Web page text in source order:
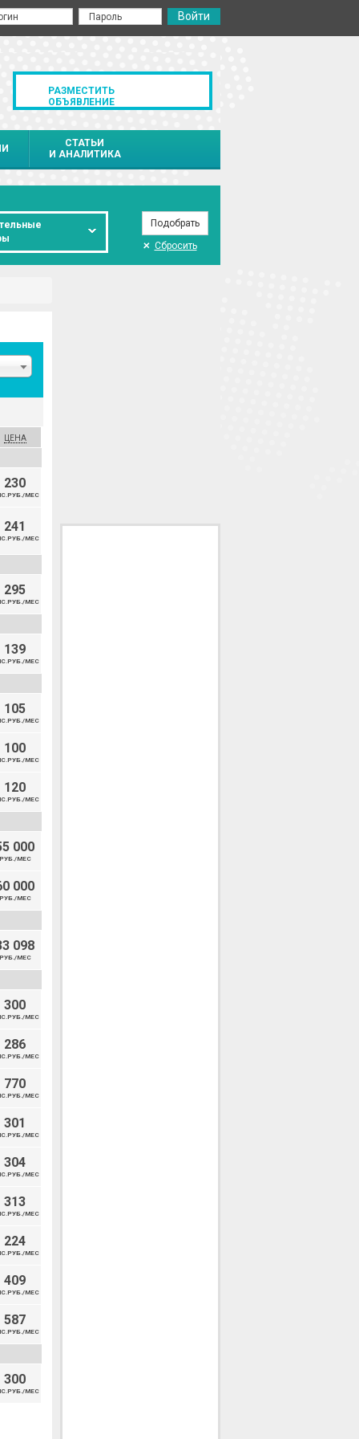
РАЗМЕСТИТЬ
ОБЪЯВЛЕНИЕ
СТАТЬИ
И АНАЛИТИКА
Сбросить
ЦЕНА
230
МЕС
241
МЕС
295
МЕС
139
МЕС
105
МЕС
100
МЕС
120
МЕС
000
МЕС
000
МЕС
098
МЕС
300
МЕС
286
МЕС
770
МЕС
301
МЕС
304
МЕС
313
МЕС
224
МЕС
409
МЕС
587
МЕС
300
МЕС